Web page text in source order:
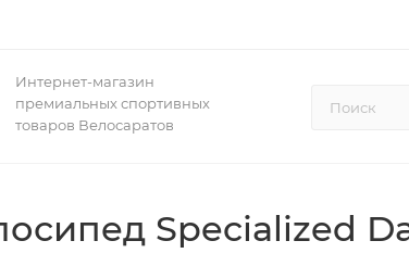
Интернет-магазин
премиальных спортивных
товаров Велосаратов
Specialized